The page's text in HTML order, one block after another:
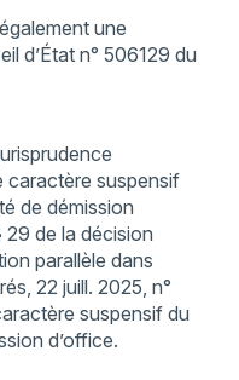
une
d’État n° 506129 du
caractère suspensif
de démission
29 de la décision
parallèle dans
22 juill. 2025, n°
suspensif du
d’office.